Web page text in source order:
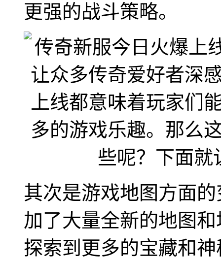
更强的战斗策略。
其次是游戏地图方面
加了大量全新的地图
探索到更多的宝藏和